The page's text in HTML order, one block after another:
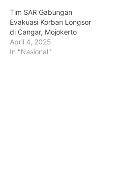
Tim SAR Gabungan
Evakuasi Korban Longsor
di Cangar, Mojokerto
April 4, 2025
In "Nasional"